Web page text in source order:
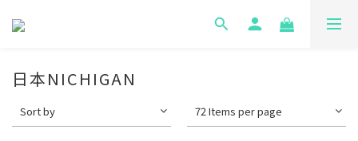
日本NICHIGAN
Sort by 72 Items per page